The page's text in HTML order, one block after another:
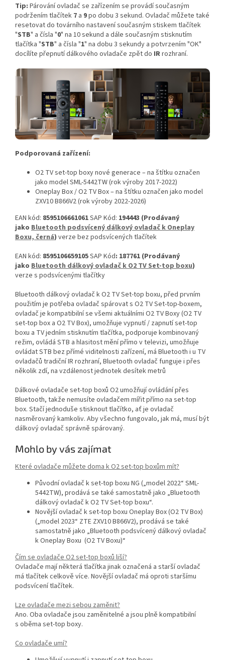
Tip: Párování ovladač se zařízením se provádí současným
podržením tlačítek 7 a 9po dobu 3 sekund. Ovladač můžete také
resetovat do továrního nastavení současným stiskem tlačítek
"STB" a čísla "0" na 10 sekund a dále současným stisknutím
tlačítka "STB" a čísla "1" na dobu 3 sekundy a potvrzením "OK"
docílíte přepnutí dálkového ovladače zpět do IRrozhraní.
Podporovaná zařízení:
O2 TV set-top boxy nové generace – na štítku označen
jako model SML-5442TW (rok výroby 2017-2022)
Oneplay Box / O2 TV Box – na štítku označen jako model
ZXV10 B866V2 (rok výroby 2022-2026)
EAN kód: 8595106661061SAP Kód: 194443 (Prodávaný
jako Bluetooth podsvícený dálkový ovladač k Oneplay
Boxu, černá) verze bez podsvícených tlačítek
EAN kód: 8595106659105SAP Kód: 187761 (Prodávaný
jako Bluetooth dálkový ovladač k O2 TV Set-top boxu)
verze s podsvícenými tlačítky
Bluetooth dálkový ovladač k O2 TV Set-top boxu, před prvním
použitím je potřeba ovladač spárovat s O2 TV Set-top-boxem,
ovladač je kompatibilní se všemi aktuálními O2 TV Boxy (O2 TV
set-top box a O2 TV Box), umožňuje vypnutí / zapnutí set-top
boxu a TV jedním stisknutím tlačítka, podporuje kombinovaný
režim, ovládá STB a hlasitost mění přímo v televizi, umožňuje
ovládat STB bez přímé viditelnosti zařízení, má Bluetooth i u TV
ovladačů tradiční IR rozhraní, Bluetooth ovladač funguje i přes
několik zdí, na vzdálenost jednotek desítek metrů
Dálkové ovladače set-top boxů O2 umožňují ovládání přes
Bluetooth, takže nemusíte ovladačem mířit přímo na set-top
box. Stačí jednoduše stisknout tlačítko, ať je ovladač
nasměrovaný kamkoliv. Aby všechno fungovalo, jak má, musí být
dálkový ovladač správně spárovaný.
Mohlo by vás zajímat
Které ovladače můžete doma k O2 set-top boxům mít?
Původní ovladač k set-top boxu NG („model 2022“ SML-
5442TW), prodává se také samostatně jako „Bluetooth
dálkový ovladač k O2 TV Set-top boxu“.
Novější ovladač k set-top boxu Oneplay Box (O2 TV Box)
(„model 2023“ ZTE ZXV10 B866V2), prodává se také
samostatně jako „Bluetooth podsvícený dálkový ovladač
k Oneplay Boxu (O2 TV Boxu)“
Čím se ovladače O2 set-top boxů liší?
Ovladače mají některá tlačítka jinak označená a starší ovladač
má tlačítek celkově více. Novější ovladač má oproti staršímu
podsvícení tlačítek.
Lze ovladače mezi sebou zaměnit?
Ano. Oba ovladače jsou zaměnitelné a jsou plně kompatibilní
s oběma set-top boxy.
Co ovladače umí?